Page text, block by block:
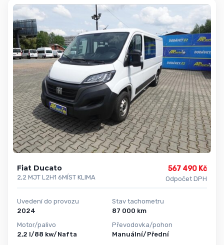
Fiat Ducato
2,2 MJT L2H1 6MÍST KLIMA
567 490 Kč
Odpočet DPH
Uvedení do provozu
2024
Motor/palivo
2,2 l/88 kw/Nafta
Stav tachometru
87 000 km
Převodovka/pohon
Manuální/Přední